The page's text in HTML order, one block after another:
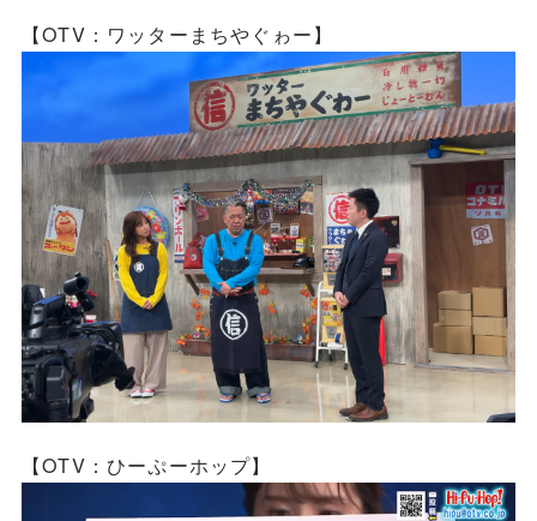
【OTV：ワッターまちやぐゎー】
【OTV：ひーぷーホップ】